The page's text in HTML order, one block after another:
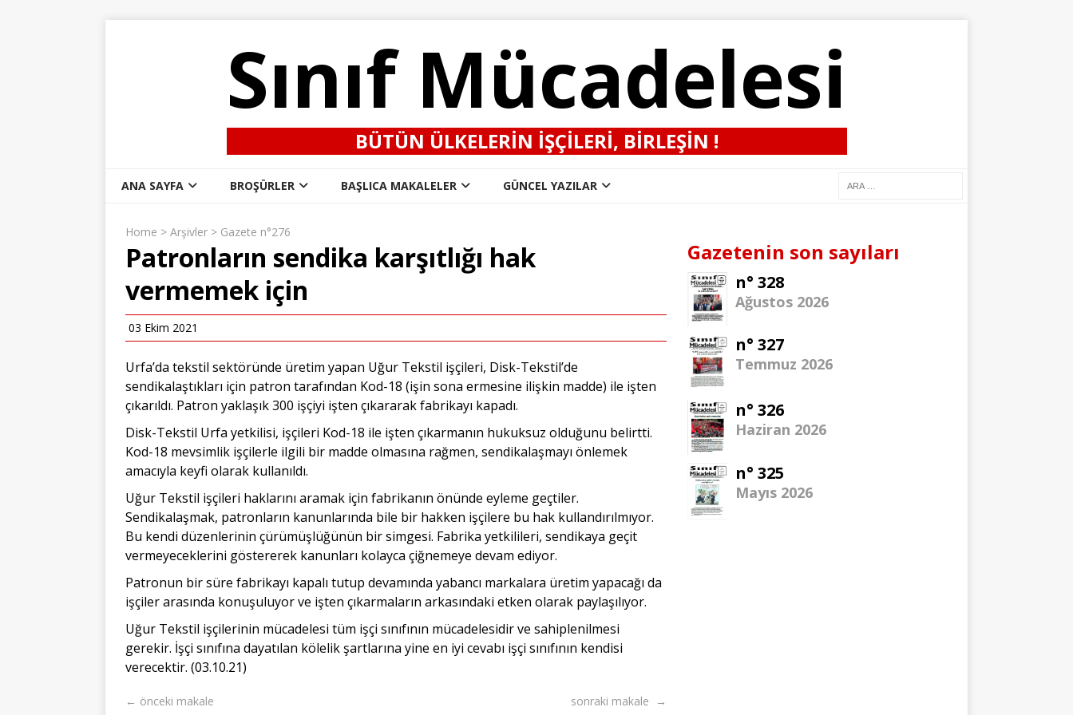
Sınıf Mücadelesi
BÜTÜN ÜLKELERIN IŞÇILERI, BIRLEŞIN !
ANA SAYFA BROŞÜRLER BAŞLICA MAKALELER GÜNCEL YAZILAR
Home > Arşivler > Gazete n°276
Patronların sendika karşıtlığı hak
vermemek için
03 Ekim 2021
Urfa’da tekstil sektöründe üretim yapan Uğur Tekstil işçileri, Disk-Tekstil’de
sendikalaştıkları için patron tarafından Kod-18 (işin sona ermesine ilişkin madde) ile işten
çıkarıldı. Patron yaklaşık 300 işçiyi işten çıkararak fabrikayı kapadı.
Disk-Tekstil Urfa yetkilisi, işçileri Kod-18 ile işten çıkarmanın hukuksuz olduğunu belirtti.
Kod-18 mevsimlik işçilerle ilgili bir madde olmasına rağmen, sendikalaşmayı önlemek
amacıyla keyfi olarak kullanıldı.
Uğur Tekstil işçileri haklarını aramak için fabrikanın önünde eyleme geçtiler.
Sendikalaşmak, patronların kanunlarında bile bir hakken işçilere bu hak kullandırılmıyor.
Bu kendi düzenlerinin çürümüşlüğünün bir simgesi. Fabrika yetkilileri, sendikaya geçit
vermeyeceklerini göstererek kanunları kolayca çiğnemeye devam ediyor.
Patronun bir süre fabrikayı kapalı tutup devamında yabancı markalara üretim yapacağı da
işçiler arasında konuşuluyor ve işten çıkarmaların arkasındaki etken olarak paylaşılıyor.
Uğur Tekstil işçilerinin mücadelesi tüm işçi sınıfının mücadelesidir ve sahiplenilmesi
gerekir. İşçi sınıfına dayatılan kölelik şartlarına yine en iyi cevabı işçi sınıfının kendisi
verecektir. (03.10.21)
← önceki makale sonraki makale →
Gazetenin son sayıları
n° 328
Ağustos 2026
n° 327
Temmuz 2026
n° 326
Haziran 2026
n° 325
Mayıs 2026